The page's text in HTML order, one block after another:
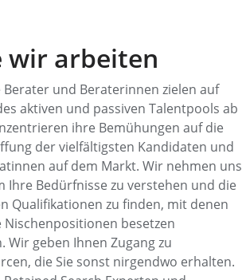
wir arbeiten
Berater und Beraterinnen zielen auf
aktiven und passiven Talentpools ab
ihre Bemühungen auf die
der vielfältigsten Kandidaten und
auf dem Markt. Wir nehmen uns
Ihre Bedürfnisse zu verstehen und die
Qualifikationen zu finden, mit denen
Nischenpositionen besetzen
Wir geben Ihnen Zugang zu
die Sie sonst nirgendwo erhalten.